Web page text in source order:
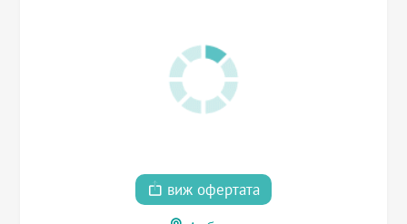
виж офертата